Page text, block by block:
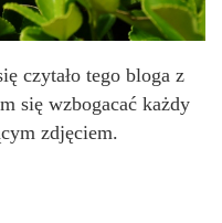
czytało tego bloga z
się wzbogacać każdy
zdjęciem.